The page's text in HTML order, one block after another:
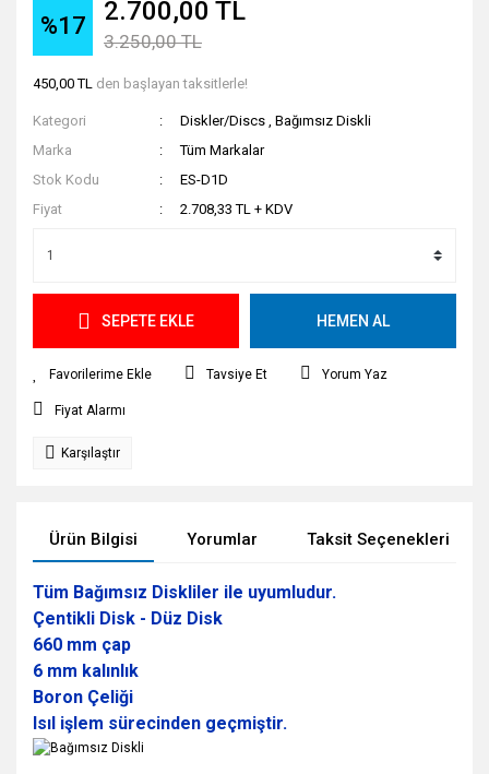
%17 2.700,00 TL
3.250,00 TL
450,00 TL den başlayan taksitlerle!
Kategori Diskler/Discs ,Bağımsız Diskli
Marka
Tüm Markalar
Stok Kodu
ES-D1D
Fiyat
2.708,33 TL + KDV
SEPETE EKLE HEMEN AL
Tavsiye Et Yorum Yaz
Fiyat Alarmı
Karşılaştır
Ürün Bilgisi Yorumlar Taksit Seçenekleri
Tüm Bağımsız Diskliler ile uyumludur.
Çentikli Disk - Düz Disk
660 mm çap
6 mm kalınlık
Boron Çeliği
Isıl işlem sürecinden geçmiştir.